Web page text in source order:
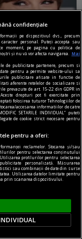
eliminate din
SUA: „O urăsc”
au fost
pe rețelele
a
Casa Albă, care
confidențiale
pe dispozitivul dvs., precum
personal. Puteți accepta sau
moment, pe pagina cu politica de
și nu vă vor afecta navigarea.
Mai
de publicitate partenere, precum si
pentru a permite website-ului sa
publicitare afisate in functie de
aferente retelelor de socializare si
prevazute de art. 15-22 din GDPR in
drepturi pot fi exercitate prin
folosirea tuturor Tehnologiilor de
accesarea informatiilor de catre
SETARILE INDIVIDUAL” puteti
de cookie strict necesare pentru
pentru a oferi:
reclamelor. Stocarea și/sau
pentru selectarea conținutului
profilurilor pentru selectarea
personalizată. Măsurarea
sau combinații de date din surse
Utilizarea datelor limitate pentru
prin scanarea dispozitivului.